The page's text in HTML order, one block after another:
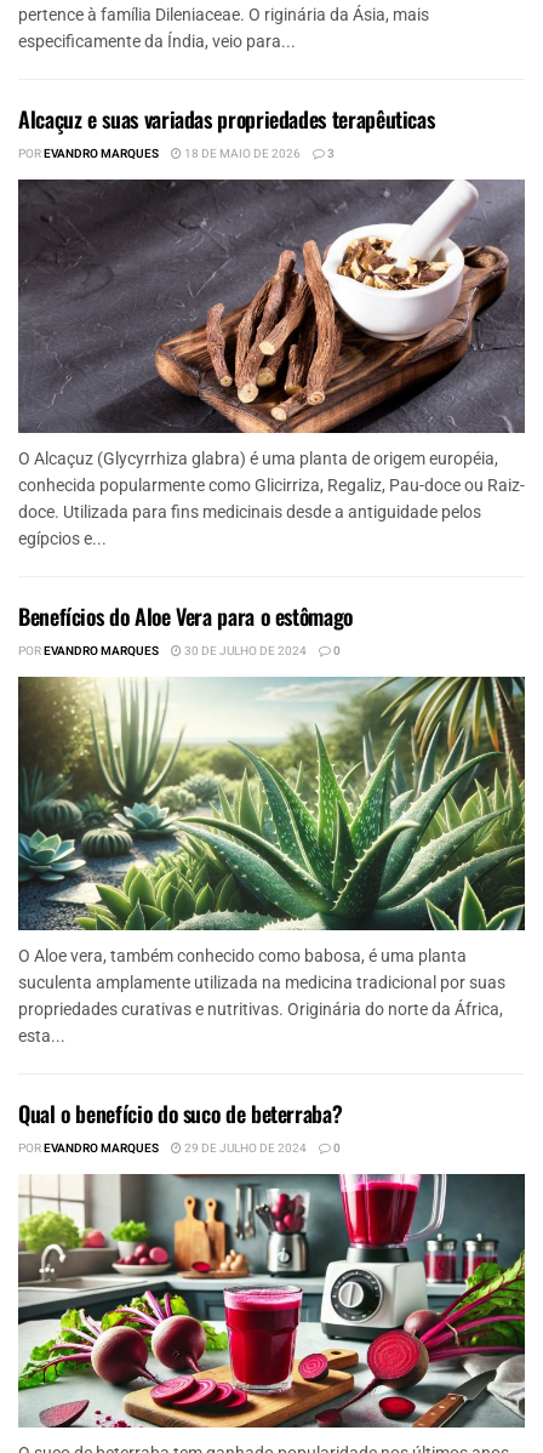
pertence à família Dileniaceae. O riginária da Ásia, mais
especificamente da Índia, veio para...
Alcaçuz e suas variadas propriedades terapêuticas
POREVANDRO MARQUES 18 DE MAIO DE 2026 3
O Alcaçuz (Glycyrrhiza glabra) é uma planta de origem européia,
conhecida popularmente como Glicirriza, Regaliz, Pau-doce ou Raiz-
doce. Utilizada para fins medicinais desde a antiguidade pelos
egípcios e...
Benefícios do Aloe Vera para o estômago
POREVANDRO MARQUES 30 DE JULHO DE 2024 0
O Aloe vera, também conhecido como babosa, é uma planta
suculenta amplamente utilizada na medicina tradicional por suas
propriedades curativas e nutritivas. Originária do norte da África,
esta...
Qual o benefício do suco de beterraba?
POREVANDRO MARQUES 29 DE JULHO DE 2024 0